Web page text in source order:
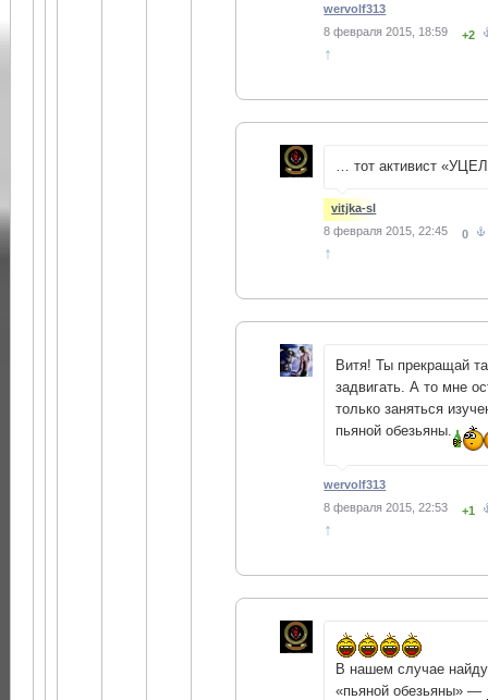
wervolf313
8 февраля 2015, 18:59
+2
↑
… тот активист
vitjka-sl
8 февраля 2015, 22:45
0
↑
Витя! Ты прекращай
задвигать. А то мне
только заняться
пьяной обезьяны.
wervolf313
8 февраля 2015, 22:53
+1
↑
В нашем случае
«пьяной обезьяны» —